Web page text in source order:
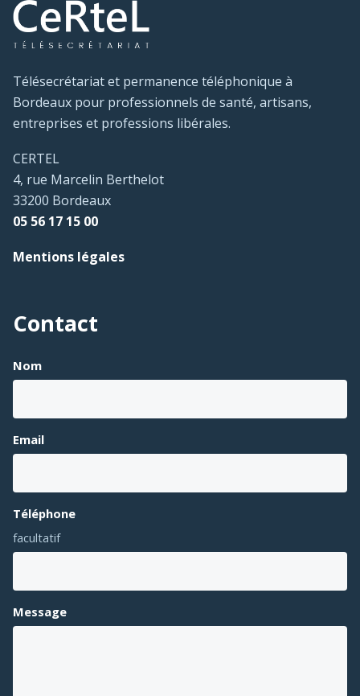
Télésecrétariat et permanence téléphonique à
Bordeaux pour professionnels de santé, artisans,
entreprises et professions libérales.
CERTEL
4, rue Marcelin Berthelot
33200 Bordeaux
05 56 17 15 00
Mentions légales
Contact
Nom
Email
Téléphone
facultatif
Message